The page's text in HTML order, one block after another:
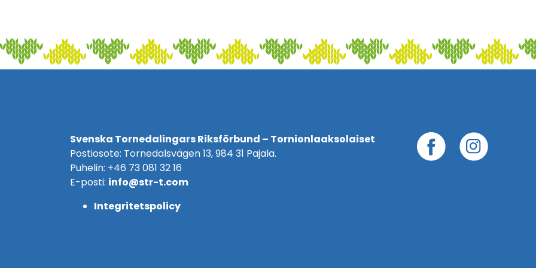
Svenska Tornedalingars Riksförbund – Tornionlaaksolaiset
Postiosote: Tornedalsvägen 13, 984 31 Pajala.
Puhelin: +46 73 081 32 16
E-posti: info@str-t.com
Integritetspolicy